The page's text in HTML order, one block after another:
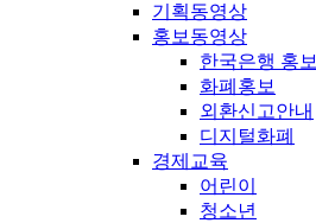
기획동영상
홍보동영상
한국은행 홍보
화폐홍보
외환신고안내
디지털화폐
경제교육
어린이
청소년